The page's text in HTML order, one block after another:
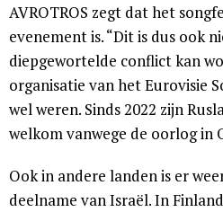
AVROTROS zegt dat het
evenement is. “Dit is dus ook
diepgewortelde conflict kan
organisatie van het Eurovisie
wel weren. Sinds 2022 zijn
welkom vanwege de oorlog in
Ook in andere landen is er
deelname van Israël. In